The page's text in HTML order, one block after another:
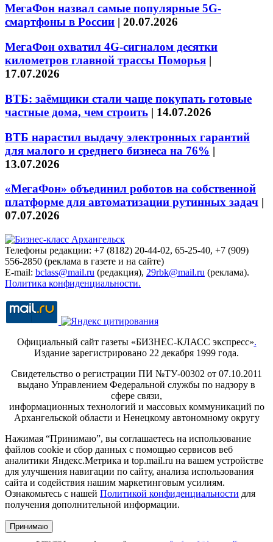
МегаФон назвал самые популярные 5G-
смартфоны в России | 20.07.2026
МегаФон охватил 4G-сигналом десятки
километров главной трассы Поморья |
17.07.2026
ВТБ: заёмщики стали чаще покупать готовые
частные дома, чем строить | 14.07.2026
ВТБ нарастил выдачу электронных гарантий
для малого и среднего бизнеса на 76% |
13.07.2026
«МегаФон» объединил роботов на собственной
платформе для автоматизации рутинных задач |
07.07.2026
Телефоны редакции: +7 (8182) 20-44-02, 65-25-40, +7 (909)
556-2850 (реклама в газете и на сайте)
E-mail: bclass@mail.ru (редакция), 29rbk@mail.ru (реклама).
Политика конфиденциальности.
Официальный сайт газеты «БИЗНЕС-КЛАСС экспресс».
Издание зарегистрировано 22 декабря 1999 года.
Свидетельство о регистрации ПИ №ТУ-00302 от 07.10.2011
выдано Управлением Федеральной службы по надзору в
сфере связи,
информационных технологий и массовых коммуникаций по
Архангельской области и Ненецкому автономному округу
Нажимая “Принимаю”, вы соглашаетесь на использование
файлов cookie и сбор данных с помощью сервисов веб
аналитики Яндекс.Метрика и top.mail.ru на вашем устройстве
для улучшения навигации по сайту, анализа использования
сайта и содействия нашим маркетинговым усилиям.
Ознакомьтесь с нашей Политикой конфиденциальности для
получения дополнительной информации.
Принимаю